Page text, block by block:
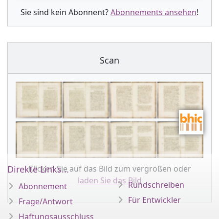
Sie sind kein Abonnent?Abonnements ansehen!
Scan
Klicken Sie auf das Bild zum vergrößen oder
laden Sie das Bild
Direkte Links...
Abonnement
Frage/Antwort
Haftungsausschluss
Rundschreiben
Für Entwickler